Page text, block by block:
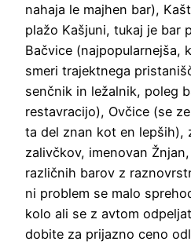
nahaja le majhen bar),
plažo Kašjuni, tukaj je bar
Bačvice (najpopularnejša,
smeri trajektnega
senčnik in ležalnik, poleg
restavracijo), Ovčice (se
ta del znan kot en lepših),
zalivčkov, imenovan
različnih barov z
ni problem se malo
kolo ali se z avtom
dobite za prijazno ceno